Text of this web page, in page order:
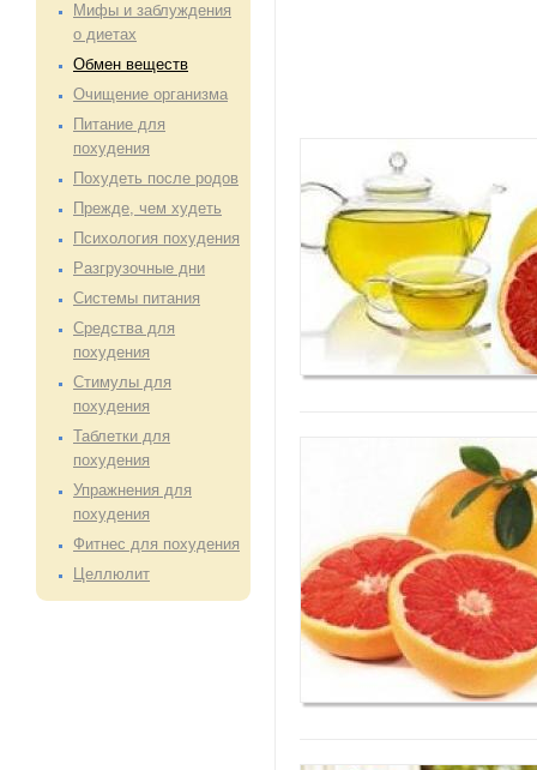
Мифы и заблуждения
о диетах
Обмен веществ
Очищение организма
Питание для
похудения
Похудеть после родов
Прежде, чем худеть
Психология похудения
Разгрузочные дни
Системы питания
Средства для
похудения
Стимулы для
похудения
Таблетки для
похудения
Упражнения для
похудения
Фитнес для похудения
Целлюлит